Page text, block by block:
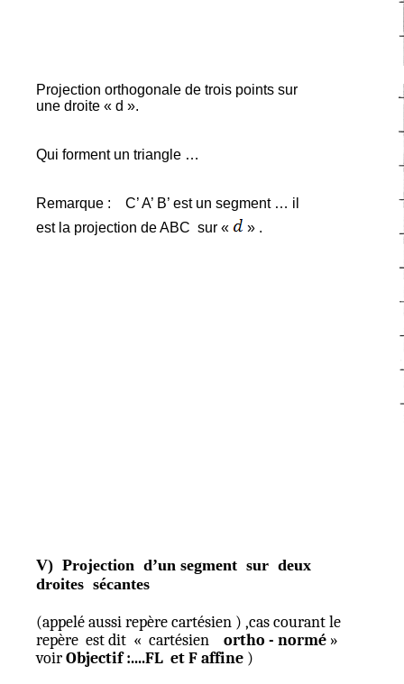
Projection orthogonale de trois points sur
une droite « d ».
Qui forment un triangle …
Remarque :
C’ A’ B’ est un segment … il
est la projection de ABC sur « » .
V) Projection d’un segment sur deux
droites sécantes
(appelé aussi repèrecartésien ) ,cas courant le
repère est dit « cartésien ortho - normé »
voir Objectif :....FL et F affine )